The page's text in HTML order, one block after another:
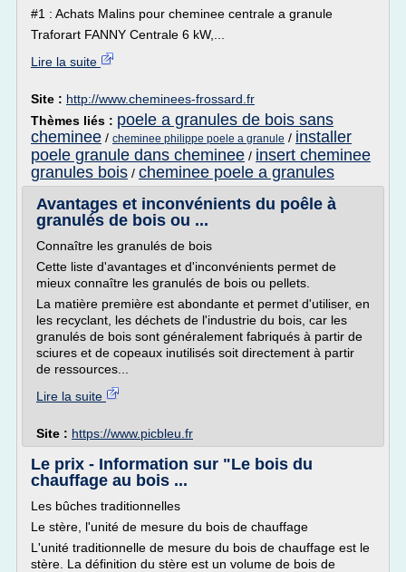
#1 : Achats Malins pour cheminee centrale a granule
Traforart FANNY Centrale 6 kW,...
Lire la suite
Site : http://www.cheminees-frossard.fr
Thèmes liés : poele a granules de bois sans
cheminee / cheminee philippe poele a granule / installer
poele granule dans cheminee / insert cheminee
granules bois / cheminee poele a granules
Avantages et inconvénients du poêle à
granulés de bois ou ...
Connaître les granulés de bois
Cette liste d'avantages et d'inconvénients permet de
mieux connaître les granulés de bois ou pellets.
La matière première est abondante et permet d'utiliser, en
les recyclant, les déchets de l'industrie du bois, car les
granulés de bois sont généralement fabriqués à partir de
sciures et de copeaux inutilisés soit directement à partir
de ressources...
Lire la suite
Site : https://www.picbleu.fr
Le prix - Information sur "Le bois du
chauffage au bois ...
Les bûches traditionnelles
Le stère, l'unité de mesure du bois de chauffage
L'unité traditionnelle de mesure du bois de chauffage est le
stère. La définition du stère est un volume de bois de